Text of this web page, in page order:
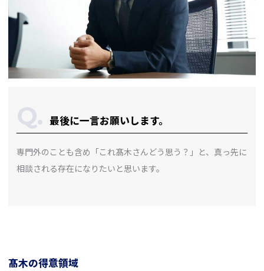
最後に一言お願いします。
専門外のことも含め「これ髙木さんどう思う？」と、真っ先に
相談される存在になりたいと思います。
髙木の得意領域